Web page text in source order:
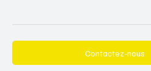
Contactez-nous